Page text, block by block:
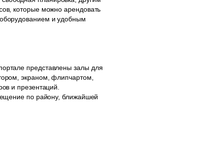
которые можно арендовать
и удобным
представлены залы для
экраном, флипчартом,
и презентаций.
по району, ближайшей